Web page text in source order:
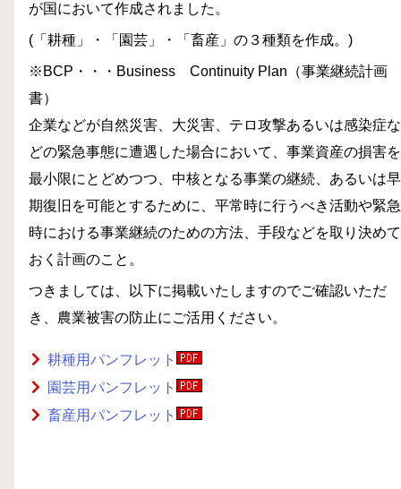
が国において作成されました。
(「耕種」・「園芸」・「畜産」の３種類を作成。)
※BCP・・・Business Continuity Plan（事業継続計画
書）
企業などが自然災害、大災害、テロ攻撃あるいは感染症な
どの緊急事態に遭遇した場合において、事業資産の損害を
最小限にとどめつつ、中核となる事業の継続、あるいは早
期復旧を可能とするために、平常時に行うべき活動や緊急
時における事業継続のための方法、手段などを取り決めて
おく計画のこと。
つきましては、以下に掲載いたしますのでご確認いただ
き、農業被害の防止にご活用ください。
耕種用パンフレット
園芸用パンフレット
畜産用パンフレット